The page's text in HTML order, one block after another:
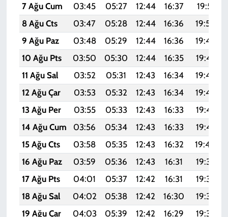
7 Ağu Cum
03:45 05:27 12:44 16:37 19:51
8 Ağu Cts
03:47 05:28 12:44 16:36 19:50
9 Ağu Paz
03:48 05:29 12:44 16:36 19:48
10 Ağu Pts
03:50 05:30 12:44 16:35 19:47
11 Ağu Sal
03:52 05:31 12:43 16:34 19:46
12 Ağu Çar
03:53 05:32 12:43 16:34 19:44
13 Ağu Per
03:55 05:33 12:43 16:33 19:43
14 Ağu Cum
03:56 05:34 12:43 16:33 19:42
15 Ağu Cts
03:58 05:35 12:43 16:32
19:40
16 Ağu Paz
03:59 05:36 12:43 16:31 19:39
17 Ağu Pts
04:01 05:37 12:42 16:31 19:37
18 Ağu Sal
04:02 05:38 12:42 16:30 19:36
19 Ağu Çar
04:03 05:39 12:42 16:29 19:35